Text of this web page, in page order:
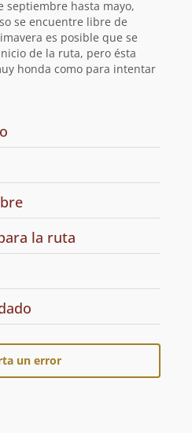
septiembre hasta mayo,
se encuentre libre de
es posible que se
de la ruta, pero ésta
honda como para intentar
la
la ruta
un error